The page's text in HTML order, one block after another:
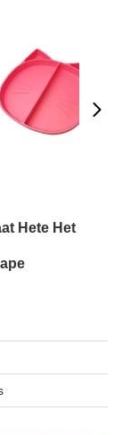
Hete Het